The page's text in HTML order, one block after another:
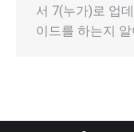
서 7(누가)로 업
이드를 하는지